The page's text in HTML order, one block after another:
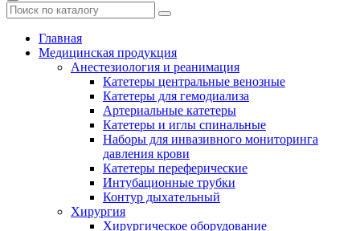
Поиск
по
каталогуГлавная
Медицинская продукция
Анестезиология и реанимация
Катетеры центральные венозные
Катетеры для гемодиализа
Артериальные катетеры
Катетеры и иглы спинальные
Наборы для инвазивного мониторинга
давления крови
Катетеры переферические
Интубационные трубки
Контур дыхательный
Хирургия
Хирургическое оборудование